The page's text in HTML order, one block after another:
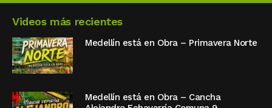
Videos más recientes
Medellín está en Obra – Primavera Norte
Medellín está en Obra – Cancha